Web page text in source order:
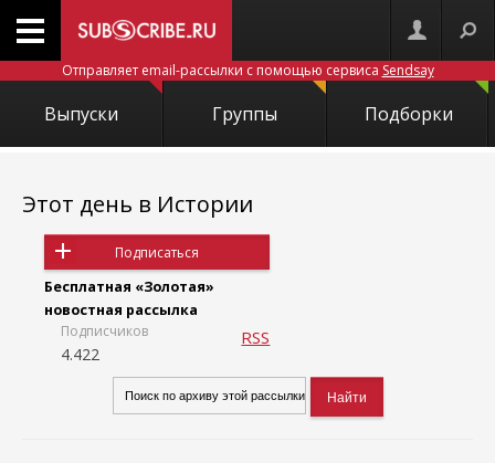
Отправляет email-рассылки с помощью сервиса Sendsay
Выпуски Группы Подборки
Этот день в Истории
Подписаться
Бесплатная «Золотая»
новостная рассылка
Подписчиков
4.422
RSS